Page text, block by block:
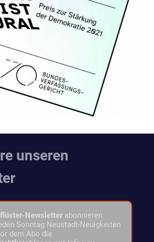
unseren
Newsletter abonnieren.
Sonntag Neustadt-Neuigkeiten
dem Abo die